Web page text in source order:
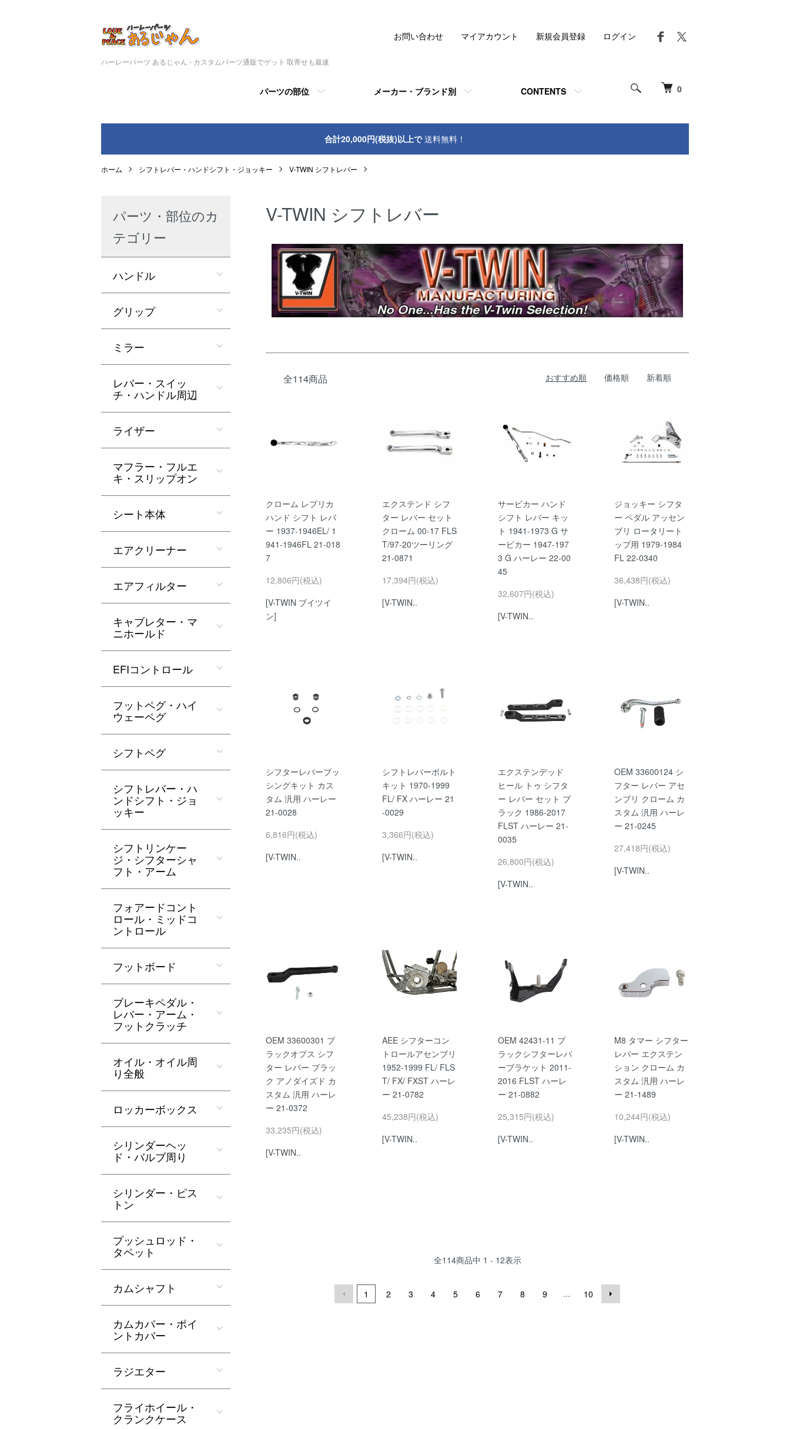
ハーレーパーツ あるじゃん - カスタムパーツ通販でゲット 取寄せも最速
0
パーツの部位 メーカー・ブランド別 CONTENTS
お問い合わせ マイアカウント 新規会員登録 ログイン
合計20,000円(税抜)以上で送料無料！
ホーム シフトレバー・ハンドシフト・ジョッキー V-TWIN シフトレバー
V-TWIN シフトレバー
全114商品 おすすめ順 価格順 新着順
クローム レプリカ
ハンド シフト レバ
ー 1937-1946EL/ 1
941-1946FL 21-018
7
12,806円(税込)
[V-TWIN ブイツイ
ン]
エクステンド シフ
ター レバー セット
クローム 00-17 FLS
T/97-20ツーリング
21-0871
17,394円(税込)
[V-TWIN..
サービカー ハンド
シフト レバー キッ
ト 1941-1973 G サ
ービカー 1947-197
3 G ハーレー 22-00
45
32,607円(税込)
[V-TWIN..
ジョッキー シフタ
ー ペダル アッセン
ブリ ロータリート
ップ用 1979-1984
FL 22-0340
36,438円(税込)
[V-TWIN..
シフターレバーブッ
シングキット カス
タム 汎用 ハーレー
21-0028
6,816円(税込)
[V-TWIN..
シフトレバーボルト
キット 1970-1999
FL/ FX ハーレー 21
-0029
3,366円(税込)
[V-TWIN..
エクステンデッド
ヒール トゥ シフタ
ー レバー セット ブ
ラック 1986-2017
FLST ハーレー 21-
0035
26,800円(税込)
[V-TWIN..
OEM 33600124 シ
フター レバー アセ
ンブリ クローム カ
スタム 汎用 ハーレ
ー 21-0245
27,418円(税込)
[V-TWIN..
OEM 33600301 ブ
ラックオプス シフ
ター レバー ブラッ
ク アノダイズド カ
スタム 汎用 ハーレ
ー 21-0372
33,235円(税込)
[V-TWIN..
AEE シフターコン
トロールアセンブリ
1952-1999 FL/ FLS
T/ FX/ FXST ハーレ
ー 21-0782
45,238円(税込)
[V-TWIN..
OEM 42431-11 ブ
ラックシフターレバ
ーブラケット 2011-
2016 FLST ハーレ
ー 21-0882
25,315円(税込)
[V-TWIN..
M8 タマー シフター
レバー エクステン
ション クローム カ
スタム 汎用 ハーレ
ー 21-1489
10,244円(税込)
[V-TWIN..
全114商品中 1 - 12表示
1 2 3 4 5 6 7 8 9 ... 10
パーツ・部位のカ
テゴリー
ハンドル
グリップ
ミラー
レバー・スイッ
チ・ハンドル周辺
ライザー
マフラー・フルエ
キ・スリップオン
シート本体
エアクリーナー
エアフィルター
キャブレター・マ
ニホールド
EFIコントロール
フットペグ・ハイ
ウェーペグ
シフトペグ
シフトレバー・ハ
ンドシフト・ジョ
ッキー
シフトリンケー
ジ・シフターシャ
フト・アーム
フォアードコント
ロール・ミッドコ
ントロール
フットボード
ブレーキペダル・
レバー・アーム・
フットクラッチ
オイル・オイル周
り全般
ロッカーボックス
シリンダーヘッ
ド・バルブ周り
シリンダー・ピス
トン
プッシュロッド・
タペット
カムシャフト
カムカバー・ポイ
ントカバー
ラジエター
フライホイール・
クランクケース